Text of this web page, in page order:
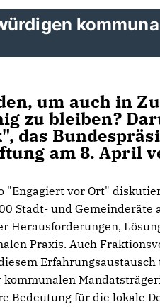
um auch in
zu bleiben?
das
am 8. April
"Engagiert vor Ort"
Stadt- und Gemeinderäte
Herausforderungen,
Praxis. Auch
Erfahrungsaustausch
kommunalen
Bedeutung für die lokale